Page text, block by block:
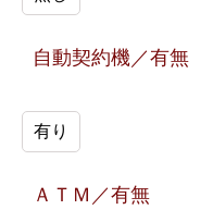
自動契約機／有無
有り
ＡＴＭ／有無